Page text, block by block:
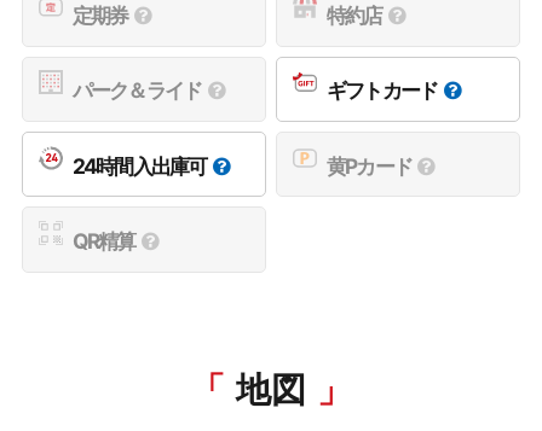
定期券 特約店
パーク＆ライド ギフトカード
24時間入出庫可 黄Pカード
QR精算
地図